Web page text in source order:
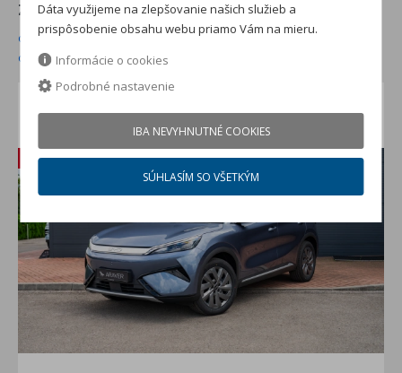
Zoradiť podľa:
od najnižšej ceny skladom
od najvyššej ceny skladom
od najvyššej zľavy
od najnižšej ceny
BYD ATTO 3 EVO Excellence AWD
Zľava: 4 000 €
Dáta využijeme na zlepšovanie našich služieb a
prispôsobenie obsahu webu priamo Vám na mieru.
Informácie o cookies
Podrobné nastavenie
IBA NEVYHNUTNÉ COOKIES
SÚHLASÍM SO VŠETKÝM